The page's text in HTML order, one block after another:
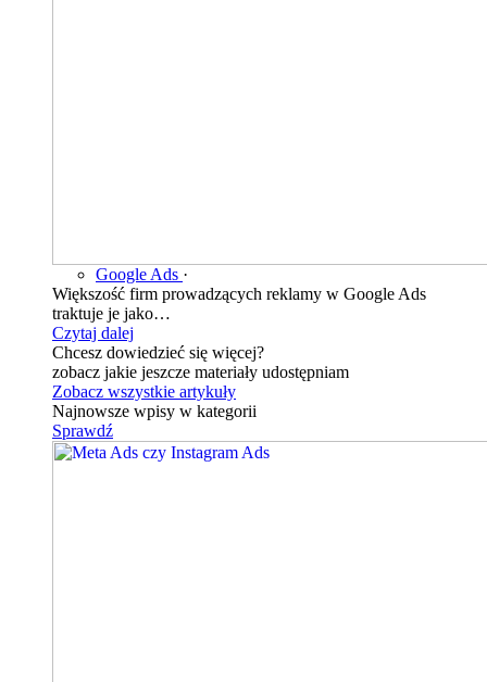
Google Ads ·
Większość firm prowadzących reklamy w Google Ads
traktuje je jako…
Czytaj dalej
Chcesz dowiedzieć się więcej?
zobacz jakie jeszcze materiały udostępniam
Zobacz wszystkie artykuły
Najnowsze wpisy w kategorii
Sprawdź